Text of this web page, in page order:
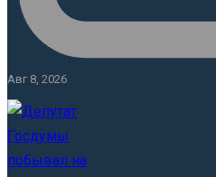
Авг 8, 2026